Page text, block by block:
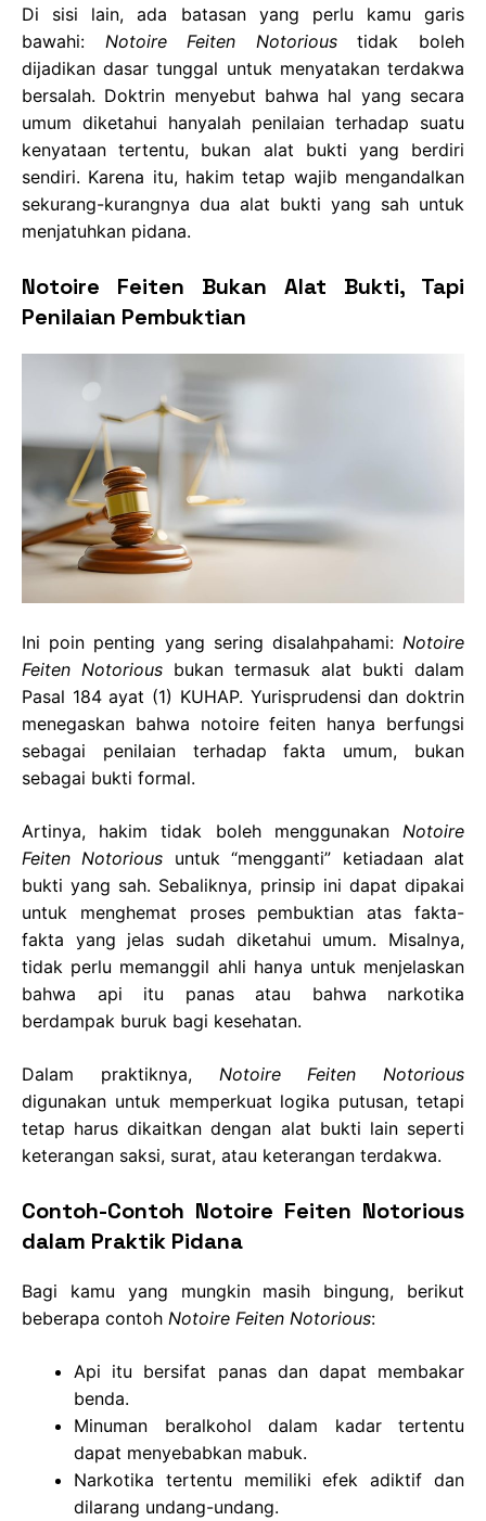
Di sisi lain, ada batasan yang perlu kamu garis
bawahi: Notoire Feiten Notorioustidak boleh
dijadikan dasar tunggal untuk menyatakan terdakwa
bersalah. Doktrin menyebut bahwa hal yang secara
umum diketahui hanyalah penilaian terhadap suatu
kenyataan tertentu, bukan alat bukti yang berdiri
sendiri. Karena itu, hakim tetap wajib mengandalkan
sekurang-kurangnya dua alat bukti yang sah untuk
menjatuhkan pidana.
Notoire Feiten Bukan Alat Bukti, Tapi
Penilaian Pembuktian
Ini poin penting yang sering disalahpahami: Notoire
Feiten Notorious bukan termasuk alat bukti dalam
Pasal 184 ayat (1) KUHAP. Yurisprudensi dan doktrin
menegaskan bahwa notoire feiten hanya berfungsi
sebagai penilaian terhadap fakta umum, bukan
sebagai bukti formal.
Artinya, hakim tidak boleh menggunakan Notoire
Feiten Notorious untuk “mengganti” ketiadaan alat
bukti yang sah. Sebaliknya, prinsip ini dapat dipakai
untuk menghemat proses pembuktian atas fakta-
fakta yang jelas sudah diketahui umum. Misalnya,
tidak perlu memanggil ahli hanya untuk menjelaskan
bahwa api itu panas atau bahwa narkotika
berdampak buruk bagi kesehatan.
Dalam praktiknya, Notoire Feiten Notorious
digunakan untuk memperkuat logika putusan, tetapi
tetap harus dikaitkan dengan alat bukti lain seperti
keterangan saksi, surat, atau keterangan terdakwa.
Contoh-Contoh Notoire Feiten Notorious
dalam Praktik Pidana
Bagi kamu yang mungkin masih bingung, berikut
beberapa contoh Notoire Feiten Notorious:
Api itu bersifat panas dan dapat membakar
benda.
Minuman beralkohol dalam kadar tertentu
dapat menyebabkan mabuk.
Narkotika tertentu memiliki efek adiktif dan
dilarang undang-undang.